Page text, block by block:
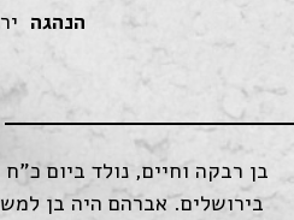
הנהגה
בירושלים. אברהם היה בן